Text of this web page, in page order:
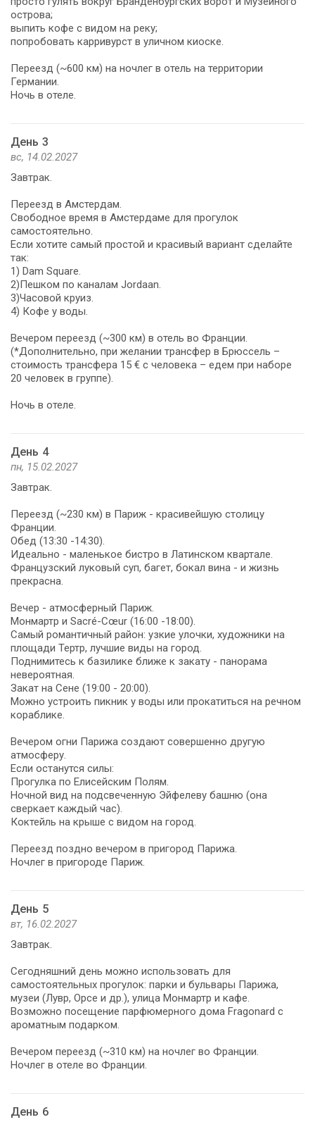
острова;
выпить кофе с видом на реку;
попробовать карривурст в уличном киоске.
Переезд (~600 км) на ночлег в отель на территории
Германии.
Ночь в отеле.
День 3
вс, 14.02.2027
Завтрак.
Переезд в Амстердам.
Свободное время в Амстердаме для прогулок
самостоятельно.
Если хотите самый простой и красивый вариант сделайте
так:
1) Dam Square.
2)Пешком по каналам Jordaan.
3)Часовой круиз.
4) Кофе у воды.
Вечером переезд (~300 км) в отель во Франции.
(*Дополнительно, при желании трансфер в Брюссель –
стоимость трансфера 15 € с человека – едем при наборе
20 человек в группе).
Ночь в отеле.
День 4
пн, 15.02.2027
Завтрак.
Переезд (~230 км) в Париж - красивейшую столицу
Франции.
Обед (13:30 -14:30).
Идеально - маленькое бистро в Латинском квартале.
Французский луковый суп, багет, бокал вина - и жизнь
прекрасна.
Вечер - атмосферный Париж.
Монмартр и Sacré-Cœur (16:00 -18:00).
Самый романтичный район: узкие улочки, художники на
площади Тертр, лучшие виды на город.
Поднимитесь к базилике ближе к закату - панорама
невероятная.
Закат на Сене (19:00 - 20:00).
Можно устроить пикник у воды или прокатиться на речном
кораблике.
Вечером огни Парижа создают совершенно другую
атмосферу.
Если останутся силы:
Прогулка по Елисейским Полям.
Ночной вид на подсвеченную Эйфелеву башню (она
сверкает каждый час).
Коктейль на крыше с видом на город.
Переезд поздно вечером в пригород Парижа.
Ночлег в пригороде Париж.
День 5
вт, 16.02.2027
Завтрак.
Сегодняшний день можно использовать для
самостоятельных прогулок: парки и бульвары Парижа,
музеи (Лувр, Орсе и др.), улица Монмартр и кафе.
Возможно посещение парфюмерного дома Fragonard с
ароматным подарком.
Вечером переезд (~310 км) на ночлег во Франции.
Ночлег в отеле во Франции.
День 6